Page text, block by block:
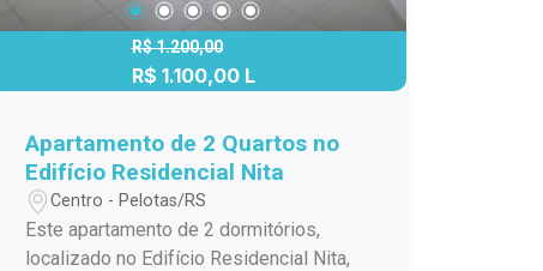
R$ 1.200,00
R$ 1.100,00 L
Apartamento de 2 Quartos no
Edifício Residencial Nita
Centro - Pelotas/RS
Este apartamento de 2 dormitórios,
localizado no Edifício Residencial Nita,